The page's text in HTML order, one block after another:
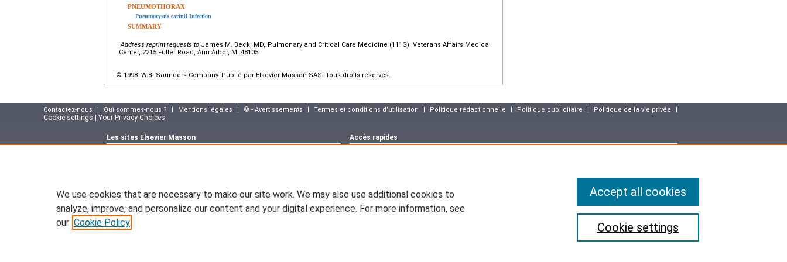
PNEUMOTHORAX
Pneumocystis carinii Infection
SUMMARY
Address reprint requests to James M. Beck, MD, Pulmonary and Critical Care Medicine (111G), Veterans Affairs Medical
Center, 2215 Fuller Road, Ann Arbor, MI 48105
© 1998 W.B. Saunders Company. Publié par Elsevier Masson SAS. Tous droits réservés.
Contactez-nous | Qui sommes-nous ? | Mentions légales | © - Avertissements | Termes et conditions d'utilisation | Politique rédactionnelle | Politique publicitaire | Politique de la vie privée |
Cookie settings | Your Privacy Choices
Les sites Elsevier Masson
Plateforme de formation des infirmier(e)s :www.pratique-
infirmiere.com
Site portail pour les institutions :
www.em-premium.com
Site d'emploi en santé :
Accès rapides
En application de la loi nº78-17 du 6 janvier 1978 relative à l'informatique, aux fichiers et aux libertés, vous disposez des droits
vous pouvez exiger que soient rectifiées, complétées, clarifiées, mises à jour ou effacées les informations vous concernant qui
sont inexactes, incomplètes, équivoques, périmées ou dont la collecte ou l'utilisation ou la conservation est interdite.
Le responsable du site s'engage sur l'honneur à respecter les conditions légales de confidentialité applicables en France et à ne pas
We use cookies that are necessary to make our site work. We may also use additional cookies to
analyze, improve, and personalize our content and your digital experience. For more information, see
our Cookie Policy Cookie settings
Accept all cookies